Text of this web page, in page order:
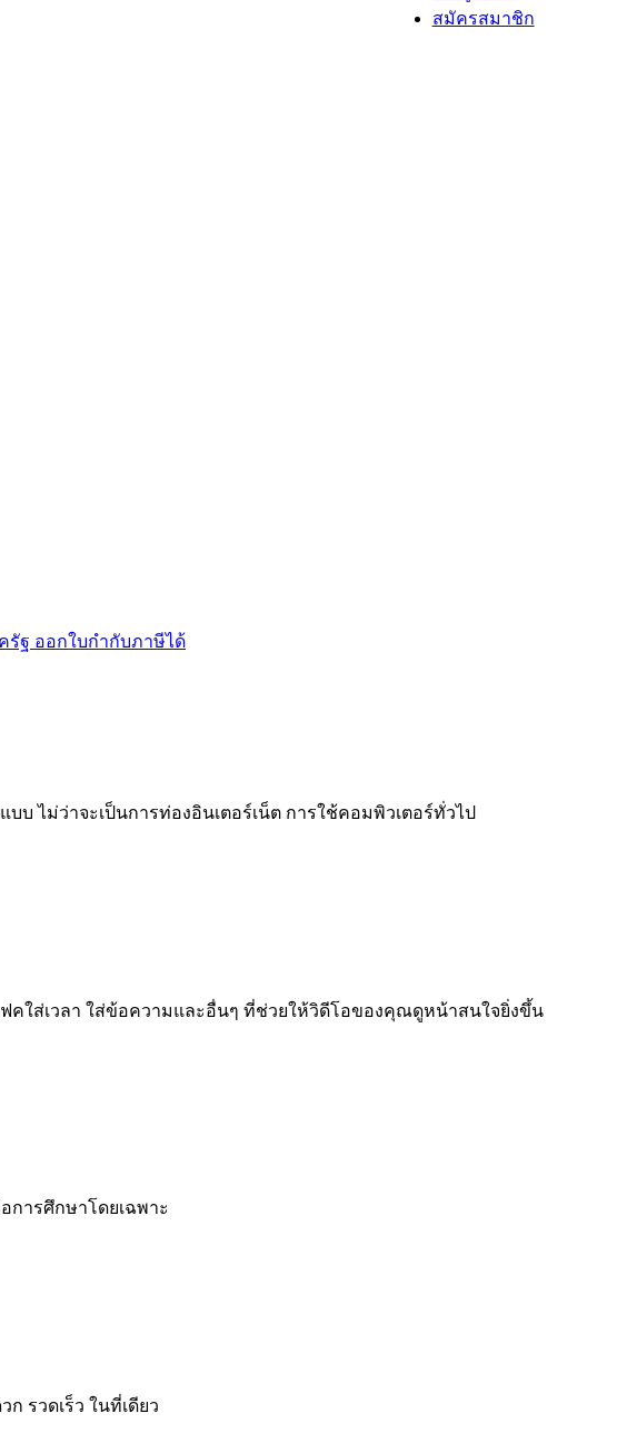
สมัครสมาชิก
ฐ ออกใบกำกับภาษีได้
บ ไม่ว่าจะเป็นการท่องอินเตอร์เน็ต การใช้คอมพิวเตอร์ทั่วไป
ฟคใส่เวลา ใส่ข้อความและอื่นๆ ที่ช่วยให้วิดีโอของคุณดูหน้าสนใจยิ่งขึ้น
การศึกษาโดยเฉพาะ
รวดเร็ว ในที่เดียว